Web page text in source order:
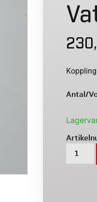
Antal/